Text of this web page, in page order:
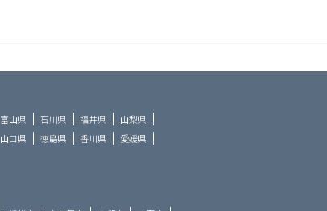
富山県 石川県 福井県
山梨県
山口県 徳島県 香川県
愛媛県